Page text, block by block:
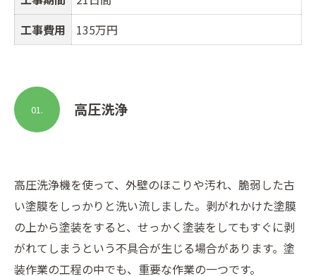
工事費用
135万円
高圧洗浄
01.
高圧洗浄機を使って、外壁のほこりや汚れ、脆弱した古
い塗膜をしっかりと洗い流しました。剥がれかけた塗膜
の上から塗装をすると、せっかく塗装をしてもすぐに剥
がれてしまうという不具合が生じる場合があります。塗
装作業の工程の中でも、重要な作業の一つです。